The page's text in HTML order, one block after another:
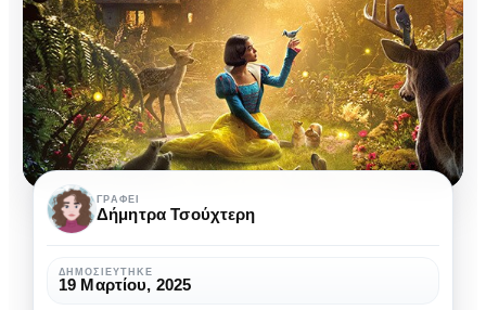
Χιονάτη
μας
ξανασυστήνεται
ΓΡΆΦΕΙ
Δήμητρα Τσούχτερη
ΔΗΜΟΣΙΕΎΤΗΚΕ
19 Μαρτίου, 2025